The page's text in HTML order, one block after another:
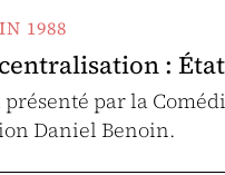
1988
:
par la
Daniel Benoin.